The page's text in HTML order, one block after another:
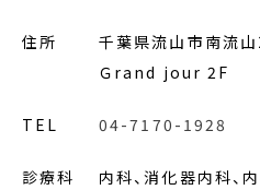
住所
千葉県流山市南流
Ｇrand jour 2F
TEL 04-7170-1928
診療科
内科、消化器内科、